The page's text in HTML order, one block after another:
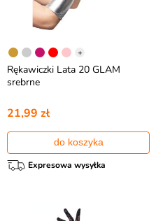
+
Rękawiczki Lata 20 GLAM
srebrne
21,99 zł
do koszyka
Expresowa wysyłka